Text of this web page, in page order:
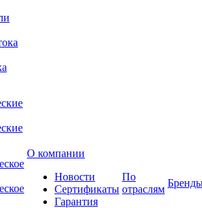
О компании
Новости
Сертификаты
Гарантия
По
отраслям